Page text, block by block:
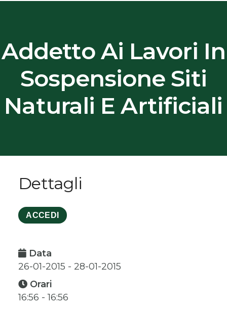
Addetto Ai Lavori In
Sospensione Siti
Naturali E Artificiali
Dettagli
ACCEDI
Data
26-01-2015 - 28-01-2015
Orari
16:56 - 16:56